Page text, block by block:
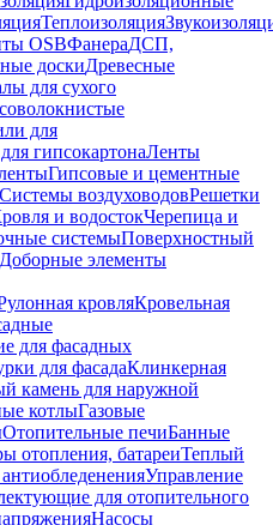
Теплоизоляция
OSBФанераДСП,
доскиДревесные
для сухого
для
гипсокартонаЛенты
Гипсовые и цементные
Системы воздуховодовРешетки
и водостокЧерепица и
системыПоверхностный
Доборные элементы
кровляКровельная
для фасадных
для фасадаКлинкерная
камень для наружной
котлыГазовые
Отопительные печиБанные
отопления, батареиТеплый
Управление
для отопительного
Насосы